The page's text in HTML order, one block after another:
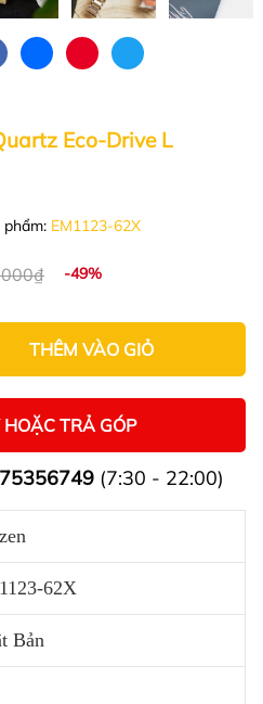
Eco-Drive L
phẩm: EM1123-62X
-49%
THÊM VÀO GIỎ
TRẢ GÓP
(7:30 - 22:00)
62X
Bản